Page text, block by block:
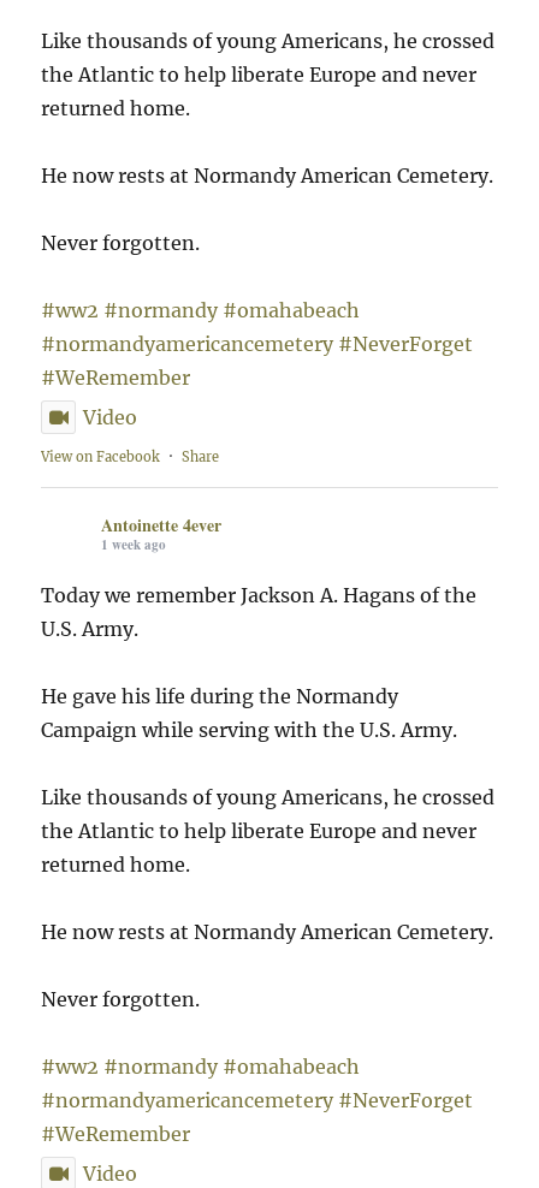
Like thousands of young Americans, he crossed
the Atlantic to help liberate Europe and never
returned home.
He now rests at Normandy American Cemetery.
Never forgotten.
#ww2 #normandy #omahabeach
#normandyamericancemetery #NeverForget
#WeRemember
Video
View on Facebook · Share
Antoinette 4ever
1 week ago
Today we remember Jackson A. Hagans of the
U.S. Army.
He gave his life during the Normandy
Campaign while serving with the U.S. Army.
Like thousands of young Americans, he crossed
the Atlantic to help liberate Europe and never
returned home.
He now rests at Normandy American Cemetery.
Never forgotten.
#ww2 #normandy #omahabeach
#normandyamericancemetery #NeverForget
#WeRemember
Video